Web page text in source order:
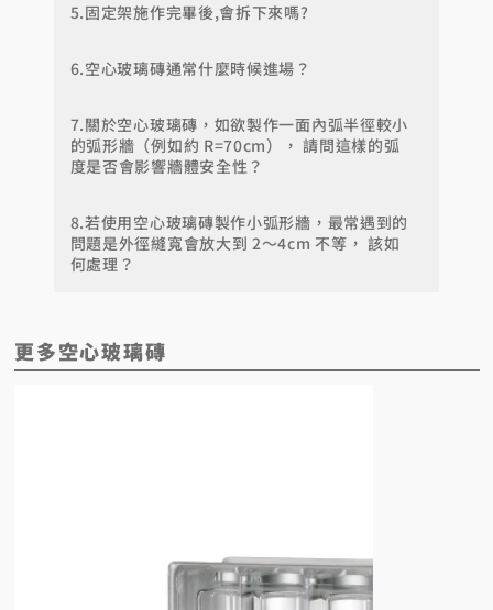
5.固定架施作完畢後,會拆下來嗎?
6.空心玻璃磚通常什麼時候進場？
7.關於空心玻璃磚，如欲製作一面內弧半徑較小
的弧形牆（例如約 R=70cm）， 請問這樣的弧
度是否會影響牆體安全性？
8.若使用空心玻璃磚製作小弧形牆，最常遇到的
問題是外徑縫寬會放大到 2～4cm 不等， 該如
何處理？
更多空心玻璃磚